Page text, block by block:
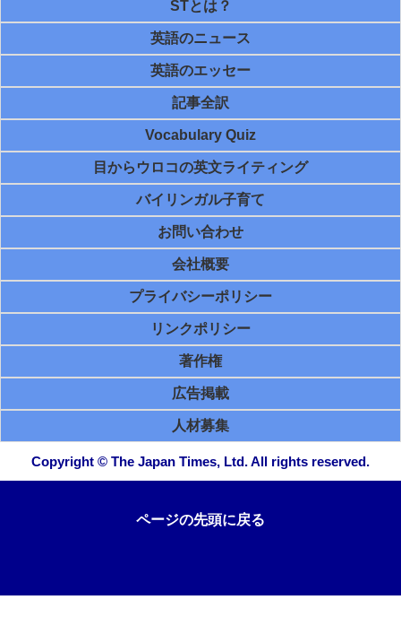
STとは？
英語のニュース
英語のエッセー
記事全訳
Vocabulary Quiz
目からウロコの英文ライティング
バイリンガル子育て
お問い合わせ
会社概要
プライバシーポリシー
リンクポリシー
著作権
広告掲載
人材募集
Copyright © The Japan Times, Ltd. All rights reserved.
ページの先頭に戻る